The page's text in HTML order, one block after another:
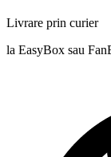
Livrare prin curier
la EasyBox sau